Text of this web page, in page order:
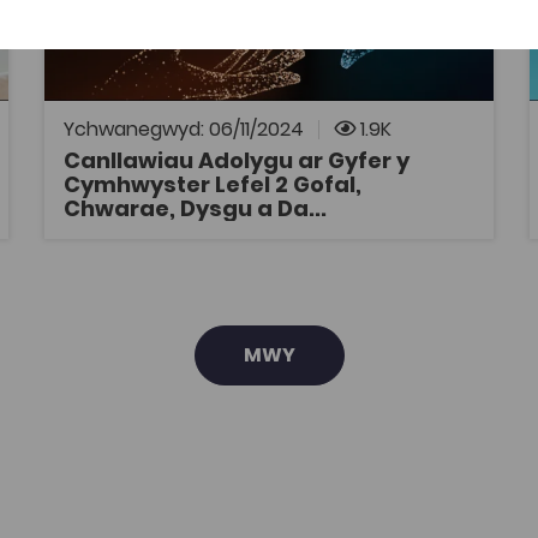
Ychwanegwyd: 06/11/2024 1.9K
Canllawiau Adolygu ar Gyfer y
Cymhwyster Lefel 2 Gofal,
Chwarae, Dysgu a Da...
cymhwyster Lefel 2 Gofal, Chwarae, Dysgu a
Datblygiad Plant: Craidd. Diolch i ACT am
gytuno i rannu.
AGOR
MWY